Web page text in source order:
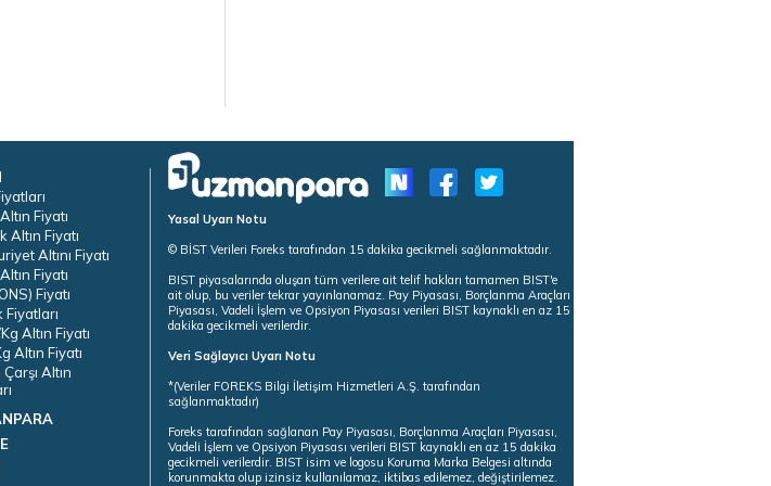
Fiyatı
Altın Fiyatı
Altını Fiyatı
Fiyatı
Fiyatı
Fiyatları
Altın Fiyatı
Altın Fiyatı
Altın
Yasal Uyarı Notu
© BİST Verileri Foreks tarafından 15 dakika gecikmeli sağlanmaktadır.
BIST piyasalarında oluşan tüm verilere ait telif hakları tamamen BIST'e
ait olup, bu veriler tekrar yayınlanamaz. Pay Piyasası, Borçlanma Araçları
Piyasası, Vadeli İşlem ve Opsiyon Piyasası verileri BIST kaynaklı en az 15
dakika gecikmeli verilerdir.
Veri Sağlayıcı Uyarı Notu
*(Veriler FOREKS Bilgi İletişim Hizmetleri A.Ş. tarafından
sağlanmaktadır)
Foreks tarafından sağlanan Pay Piyasası, Borçlanma Araçları Piyasası,
Vadeli İşlem ve Opsiyon Piyasası verileri BIST kaynaklı en az 15 dakika
gecikmeli verilerdir. BIST isim ve logosu Koruma Marka Belgesi altında
korunmakta olup izinsiz kullanılamaz, iktibas edilemez, değiştirilemez.